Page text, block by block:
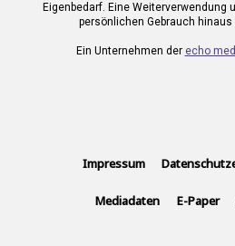
Eigenbedarf. Eine Weiterverwendung
persönlichen Gebrauch
Ein Unternehmen der echo
Impressum
Mediadaten E-Paper